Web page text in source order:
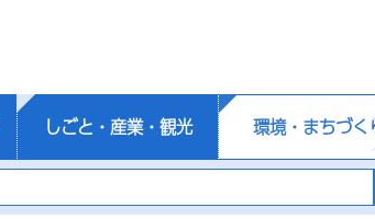
しごと・産業・観光 環境・まちづく